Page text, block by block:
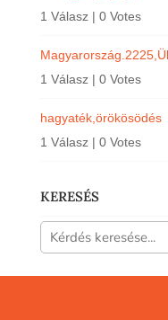
1 Válasz | 0 Votes
1 Válasz | 0 Votes
hagyaték,örökösödés
1 Válasz | 0 Votes
KERESÉS